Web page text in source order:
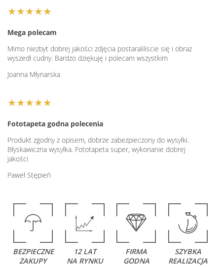
★★★★★
Mega polecam
Mimo niezbyt dobrej jakości zdjęcia postaraliliscie się i obraz
wyszedł cudny. Bardzo dziękuję i polecam wszystkim
Joanna Młynarska
★★★★★
Fototapeta godna polecenia
Produkt zgodny z opisem, dobrze zabezpieczony do wysyłki.
Błyskawiczna wysyłka. Fototapeta super, wykonanie dobrej
jakości
Paweł Stępień
BEZPIECZNE
ZAKUPY
12 LAT
NA RYNKU
FIRMA
GODNA
SZYBKA
REALIZACJA